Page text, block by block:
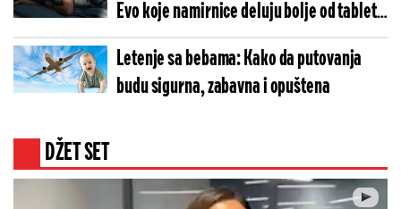
Evo koje namirnice deluju bolje od tableta
za smirenje
Letenje sa bebama: Kako da putovanja
budu sigurna, zabavna i opuštena
DŽET SET